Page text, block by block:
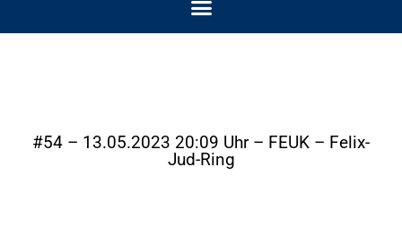
#54 – 13.05.2023 20:09 Uhr – FEUK – Felix-
Jud-Ring